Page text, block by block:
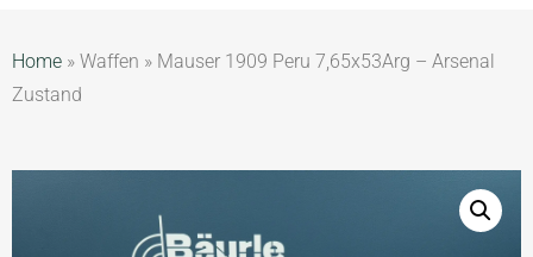
Home » Waffen » Mauser 1909 Peru 7,65x53Arg – Arsenal
Zustand